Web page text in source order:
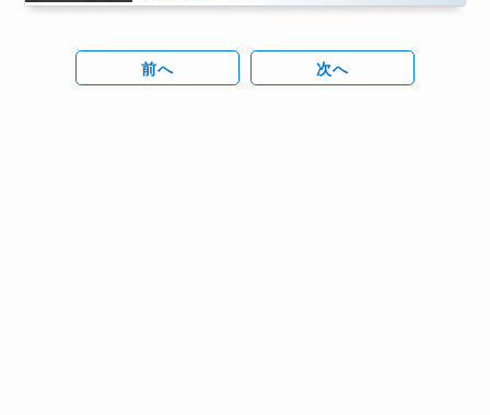
前へ 次へ